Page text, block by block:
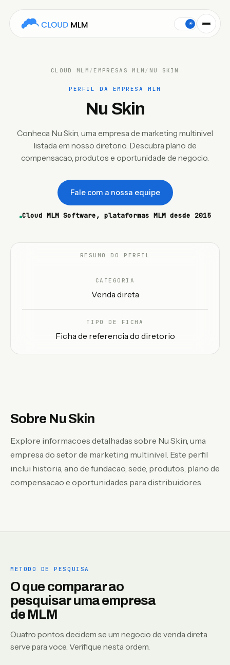
☀
PT
CLOUD MLM / EMPRESAS MLM / NU SKIN
PERFIL DA EMPRESA MLM
Nu Skin
Conheca Nu Skin, uma empresa de marketing multinivel
listada em nosso diretorio. Descubra plano de
compensacao, produtos e oportunidade de negocio.
Fale com a nossa equipe
Cloud MLM Software, plataformas MLM desde 2015
RESUMO DO PERFIL
CATEGORIA
Venda direta
TIPO DE FICHA
Ficha de referencia do diretorio
Sobre Nu Skin
Explore informacoes detalhadas sobre Nu Skin, uma
empresa do setor de marketing multinivel. Este perfil
inclui historia, ano de fundacao, sede, produtos, plano de
compensacao e oportunidades para distribuidores.
METODO DE PESQUISA
O que comparar ao
pesquisar uma empresa
de MLM
Quatro pontos decidem se um negocio de venda direta
serve para voce. Verifique nesta ordem.